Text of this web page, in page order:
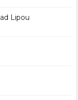
Lipou